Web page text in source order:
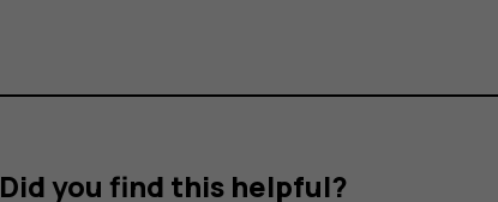
Did you find this helpful?